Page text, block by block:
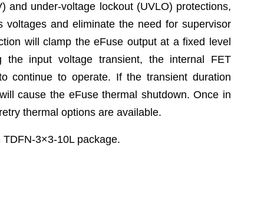
and under-voltage lockout (UVLO) protections,
voltages and eliminate the need for supervisor
will clamp the eFuse output at a fixed level
the input voltage transient, the internal FET
continue to operate. If the transient duration
cause the eFuse thermal shutdown. Once in
thermal options are available.
3×3-10L package.